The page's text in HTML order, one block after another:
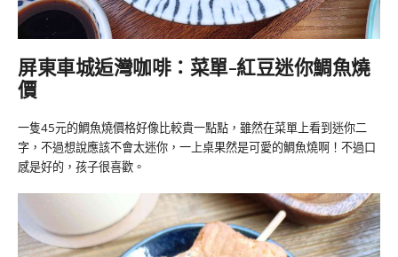
屏東車城逅灣咖啡：菜單-紅豆迷你鯛魚燒
價
一隻45元的鯛魚燒價格好像比較貴一點點，雖然在菜單上看到迷你二
字，不過想說應該不會太迷你，一上桌果然是可愛的鯛魚燒啊！不過口
感是好的，孩子很喜歡。